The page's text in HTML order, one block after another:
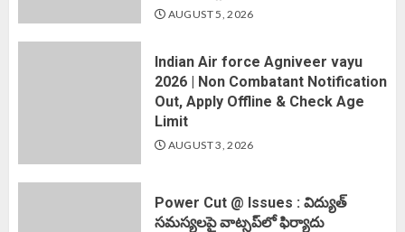
AUGUST 5, 2026
Indian Air force Agniveer vayu
2026 | Non Combatant Notification
Out, Apply Offline & Check Age
Limit
AUGUST 3, 2026
Power Cut @ Issues : విద్యుత్
సమస్యలపై వాట్సప్‌లో ఫిర్యాదు